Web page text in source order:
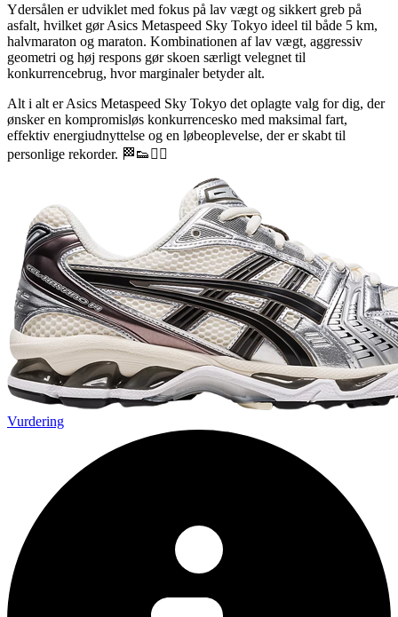
Ydersålen er udviklet med fokus på lav vægt og sikkert greb på
asfalt, hvilket gør Asics Metaspeed Sky Tokyo ideel til både 5 km,
halvmaraton og maraton. Kombinationen af lav vægt, aggressiv
geometri og høj respons gør skoen særligt velegnet til
konkurrencebrug, hvor marginaler betyder alt.
Alt i alt er Asics Metaspeed Sky Tokyo det oplagte valg for dig, der
ønsker en kompromisløs konkurrencesko med maksimal fart,
effektiv energiudnyttelse og en løbeoplevelse, der er skabt til
personlige rekorder. 🏁👟🏃‍♂️
Vurdering